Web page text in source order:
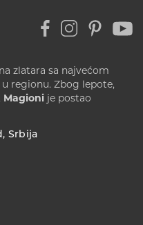
zlatara sa najvećom
regionu. Zbog lepote,
Magioni je postao
Srbija